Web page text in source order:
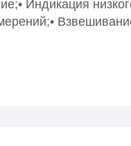
Индикация